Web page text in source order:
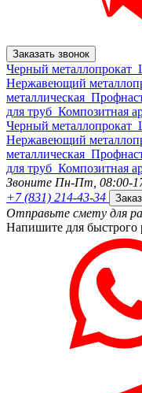
Заказать звонок
Черный металлопрокат
Нержавеющий
металлическая
для труб Композитная
Черный металлопрокат
Нержавеющий
металлическая
для труб Композитная
Звоните Пн-Пт, 08:00-
+7 (831) 214-43-34
Отправьте смету для
Напишите для быстрого